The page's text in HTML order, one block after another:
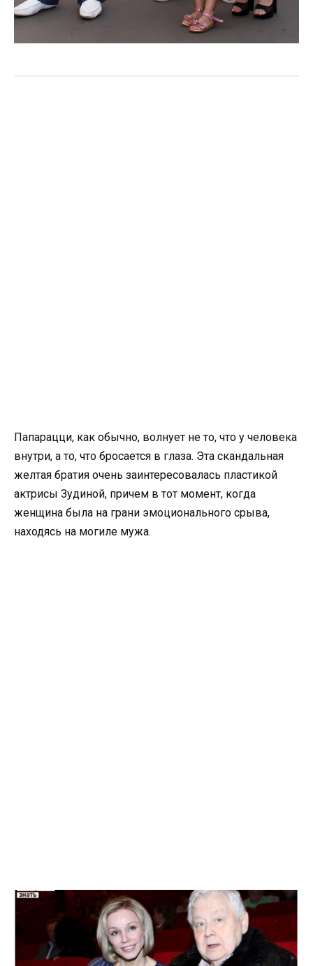
Папарацци, как обычно, волнует не то, что у человека
внутри, а то, что бросается в глаза. Эта скандальная
желтая братия очень заинтересовалась пластикой
актрисы Зудиной, причем в тот момент, когда
женщина была на грани эмоционального срыва,
находясь на могиле мужа.